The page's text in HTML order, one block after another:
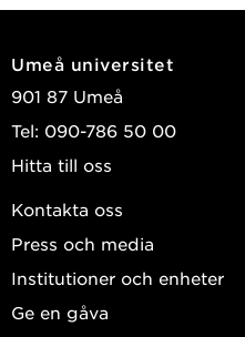
Applying Seamful
Mobile Museum
ACM Transactions on
Communications, and
Nilsson, Tommy;
al.
Umeå universitet
901 87 Umeå
Tel: 090-786 50 00
Hitta till oss
Kontakta oss
Press och media
Institutioner och enheter
Ge en gåva